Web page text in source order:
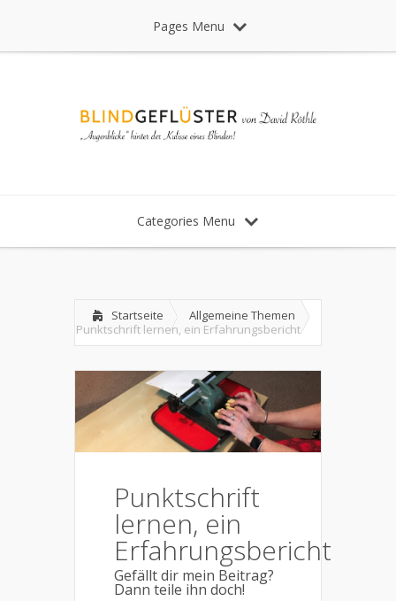
Pages Menu
Categories Menu
Startseite
Allgemeine Themen
Punktschrift lernen, ein Erfahrungsbericht
Punktschrift
lernen, ein
Erfahrungsbericht
Gefällt dir mein Beitrag?
Dann teile ihn doch!